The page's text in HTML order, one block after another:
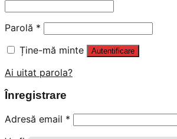
Parolă *
Ține-mă minte
Autentificare
Ai uitat parola?
Înregistrare
Adresă email *